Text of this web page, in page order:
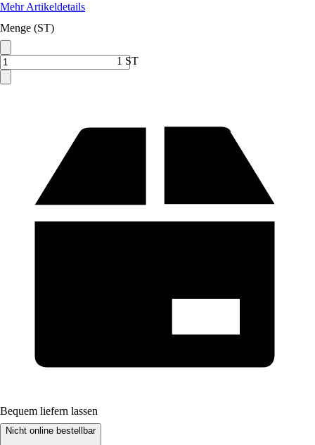
Mehr Artikeldetails
Menge (ST)
1 ST
Bequem liefern lassen
Nicht online bestellbar